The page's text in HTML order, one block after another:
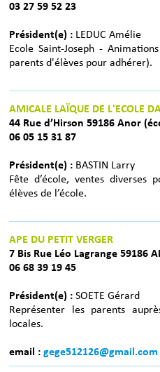
03 27 59 52 23
Président(e) : LEDUC Amélie
Ecole Saint-Joseph -
parents d'élèves pour adhérer).
AMICALE LAÏQUE DE L'ECOLE
44 Rue d’Hirson 59186 Anor
06 05 15 31 87
Président(e) : BASTIN Larry
Fête d’école, ventes diverses
élèves de l’école.
APE DU PETIT VERGER
7 Bis Rue Léo Lagrange 59186
06 68 39 19 45
Président(e) : SOETE Gérard
Représenter les parents
locales.
email : gege512126@gmail.com